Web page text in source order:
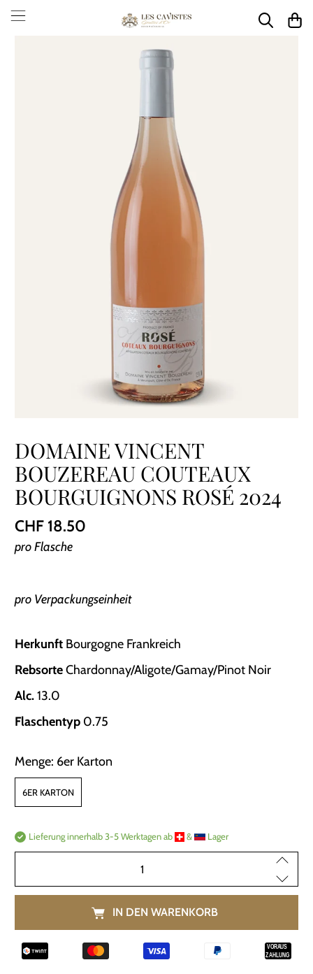
DOMAINE VINCENT
BOUZEREAU COUTEAUX
BOURGUIGNONS ROSÉ 2024
CHF 18.50
pro Flasche
pro Verpackungseinheit
Herkunft ​ Bourgogne Frankreich
Rebsorte​ Chardonnay/Aligote/Gamay/Pinot Noir
Alc.​ 13.0
Flaschentyp ​ 0.75
Menge: 6er Karton
6ER KARTON
Lieferung innerhalb 3-5 Werktagen ab ​ ​ & ​ ​ Lager
IN DEN WARENKORB